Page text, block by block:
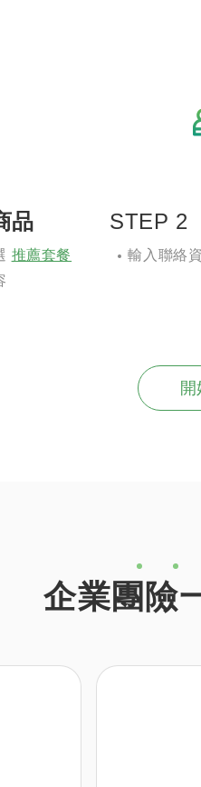
品
推薦套餐
STEP 2
輸入聯絡
企業團險